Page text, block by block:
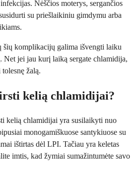
Nėščios moterys, sergančios
su priešlaikiniu gimdymu arba
šių komplikacijų galima išvengti laiku
jei jau kurį laiką sergate chlamidija,
žalą.
kelią chlamidijai?
kelią chlamidijai yra susilaikyti nuo
monogamiškuose santykiuose su
ištirtas dėl LPI. Tačiau yra keletas
imtis, kad žymiai sumažintumėte savo